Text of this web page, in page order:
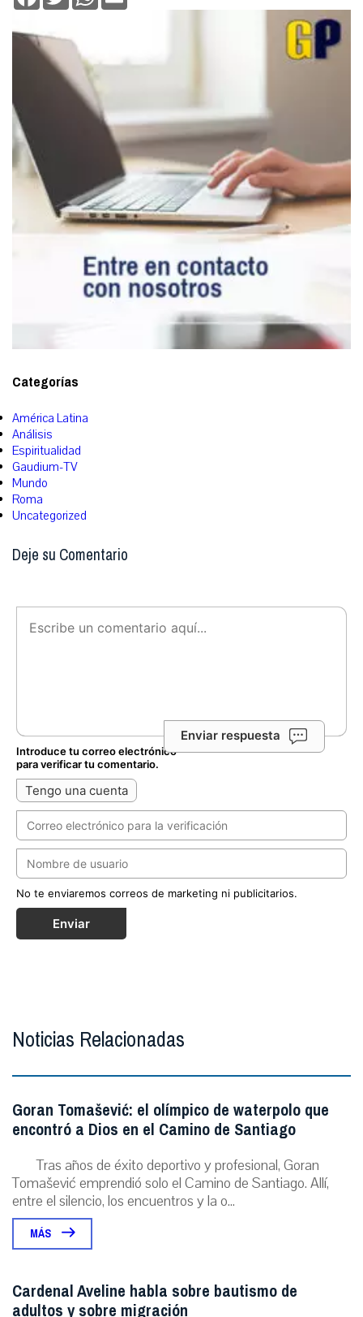
Categorías
América Latina
Análisis
Espiritualidad
Gaudium-TV
Mundo
Roma
Uncategorized
Deje su Comentario
Enviar respuesta
Introduce tu correo electrónico
para verificar tu comentario.
Tengo una cuenta
No te enviaremos correos de marketing ni publicitarios.
Enviar
Noticias Relacionadas
Goran Tomašević: el olímpico de waterpolo que
encontró a Dios en el Camino de Santiago
Tras años de éxito deportivo y profesional, Goran
Tomašević emprendió solo el Camino de Santiago. Allí,
entre el silencio, los encuentros y la o...
MÁS
Cardenal Aveline habla sobre bautismo de
adultos y sobre migración